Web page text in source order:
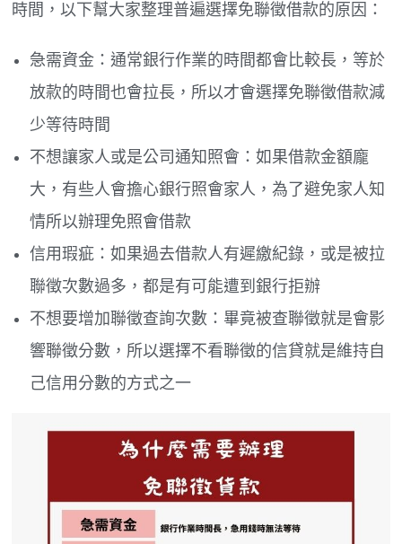
時間，以下幫大家整理普遍選擇免聯徵借款的原因：
急需資金：通常銀行作業的時間都會比較長，等於
放款的時間也會拉長，所以才會選擇免聯徵借款減
少等待時間
不想讓家人或是公司通知照會：如果借款金額龐
大，有些人會擔心銀行照會家人，為了避免家人知
情所以辦理免照會借款
信用瑕疵：如果過去借款人有遲繳紀錄，或是被拉
聯徵次數過多，都是有可能遭到銀行拒辦
不想要增加聯徵查詢次數：畢竟被查聯徵就是會影
響聯徵分數，所以選擇不看聯徵的信貸就是維持自
己信用分數的方式之一